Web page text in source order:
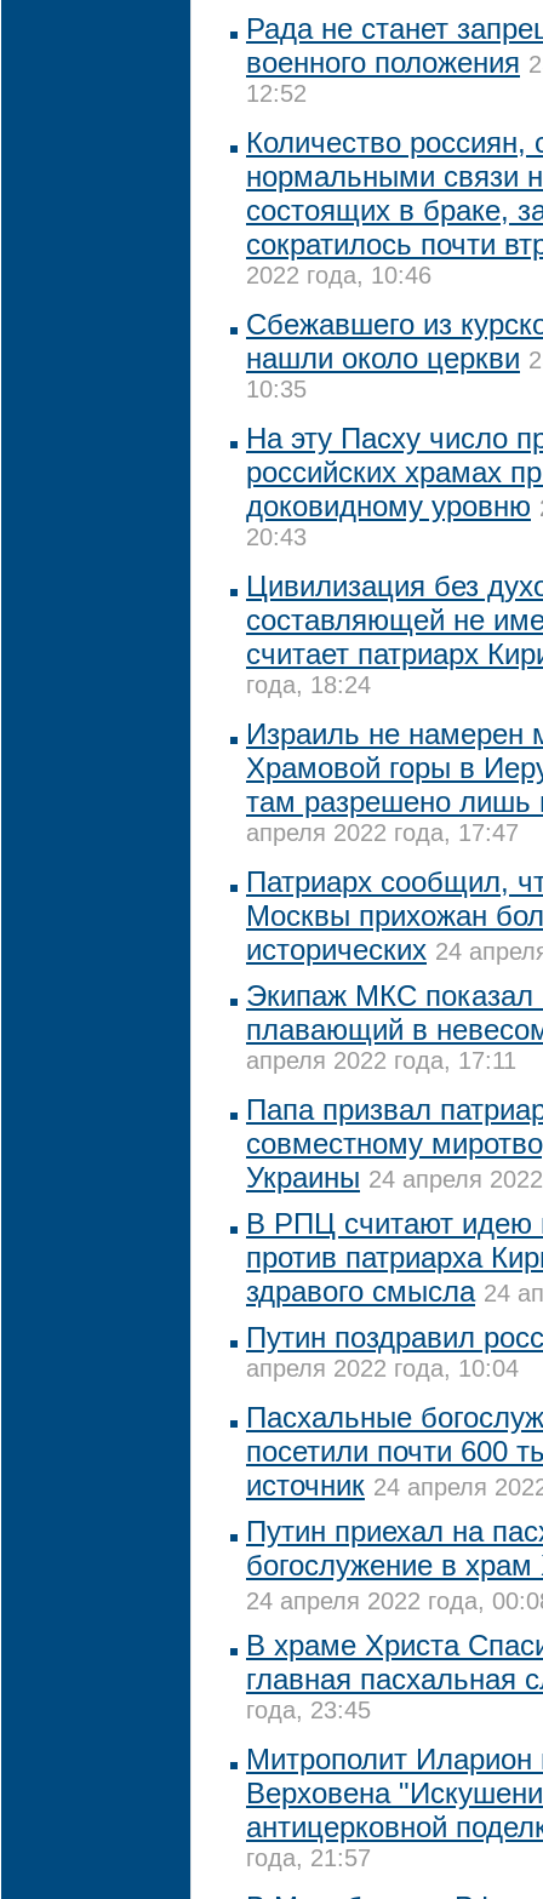
Рада не станет
военного положения
12:52
Количество
нормальными связи
состоящих в браке,
сократилось почти
2022 года, 10:46
Сбежавшего из
нашли около церкви
10:35
На эту Пасху число
российских храмах
доковидному уровню
20:43
Цивилизация без
составляющей не
считает патриарх
года, 18:24
Израиль не намерен
Храмовой горы в
там разрешено лишь
апреля 2022 года, 17:47
Патриарх сообщил,
Москвы прихожан
исторических 24
Экипаж МКС показал
плавающий в
апреля 2022 года, 17:11
Папа призвал
совместному
Украины 24 апреля
В РПЦ считают идею
против патриарха
здравого смысла 24
Путин поздравил
апреля 2022 года, 10:04
Пасхальные
посетили почти 600
источник 24 апреля
Путин приехал на
богослужение в
24 апреля 2022 года,
В храме Христа
главная пасхальная
года, 23:45
Митрополит
Верховена
антицерковной
года, 21:57